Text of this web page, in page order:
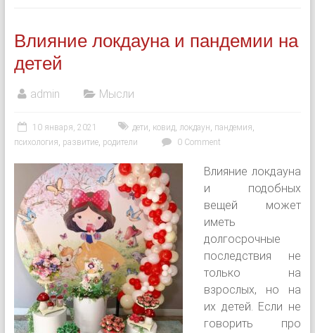
Влияние локдауна и пандемии на
детей
admin Мысли
10 января, 2021 дети, ковид, локдаун, пандемия,
психология, развитие, родители 0 Comment
Влияние локдауна
и подобных
вещей может
иметь
долгосрочные
последствия не
только на
взрослых, но на
их детей. Если не
говорить про